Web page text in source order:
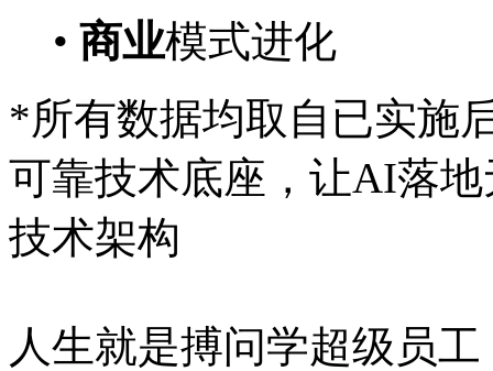
• 商业模式进化
*所有数据均取自已实施
可靠技术底座，让AI落
技术架构
人生就是搏问学超级员工